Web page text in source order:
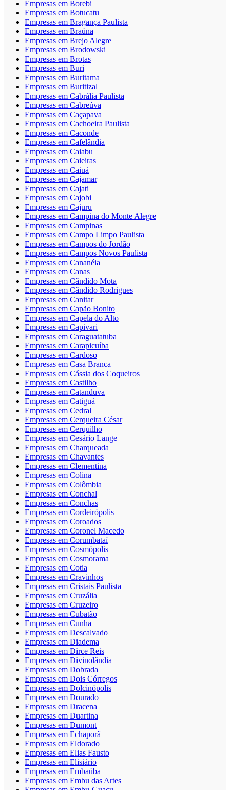
Empresas em Borebi
Empresas em Botucatu
Empresas em Bragança Paulista
Empresas em Braúna
Empresas em Brejo Alegre
Empresas em Brodowski
Empresas em Brotas
Empresas em Buri
Empresas em Buritama
Empresas em Buritizal
Empresas em Cabrália Paulista
Empresas em Cabreúva
Empresas em Caçapava
Empresas em Cachoeira Paulista
Empresas em Caconde
Empresas em Cafelândia
Empresas em Caiabu
Empresas em Caieiras
Empresas em Caiuá
Empresas em Cajamar
Empresas em Cajati
Empresas em Cajobi
Empresas em Cajuru
Empresas em Campina do Monte Alegre
Empresas em Campinas
Empresas em Campo Limpo Paulista
Empresas em Campos do Jordão
Empresas em Campos Novos Paulista
Empresas em Cananéia
Empresas em Canas
Empresas em Cândido Mota
Empresas em Cândido Rodrigues
Empresas em Canitar
Empresas em Capão Bonito
Empresas em Capela do Alto
Empresas em Capivari
Empresas em Caraguatatuba
Empresas em Carapicuíba
Empresas em Cardoso
Empresas em Casa Branca
Empresas em Cássia dos Coqueiros
Empresas em Castilho
Empresas em Catanduva
Empresas em Catiguá
Empresas em Cedral
Empresas em Cerqueira César
Empresas em Cerquilho
Empresas em Cesário Lange
Empresas em Charqueada
Empresas em Chavantes
Empresas em Clementina
Empresas em Colina
Empresas em Colômbia
Empresas em Conchal
Empresas em Conchas
Empresas em Cordeirópolis
Empresas em Coroados
Empresas em Coronel Macedo
Empresas em Corumbataí
Empresas em Cosmópolis
Empresas em Cosmorama
Empresas em Cotia
Empresas em Cravinhos
Empresas em Cristais Paulista
Empresas em Cruzália
Empresas em Cruzeiro
Empresas em Cubatão
Empresas em Cunha
Empresas em Descalvado
Empresas em Diadema
Empresas em Dirce Reis
Empresas em Divinolândia
Empresas em Dobrada
Empresas em Dois Córregos
Empresas em Dolcinópolis
Empresas em Dourado
Empresas em Dracena
Empresas em Duartina
Empresas em Dumont
Empresas em Echaporã
Empresas em Eldorado
Empresas em Elias Fausto
Empresas em Elisiário
Empresas em Embaúba
Empresas em Embu das Artes